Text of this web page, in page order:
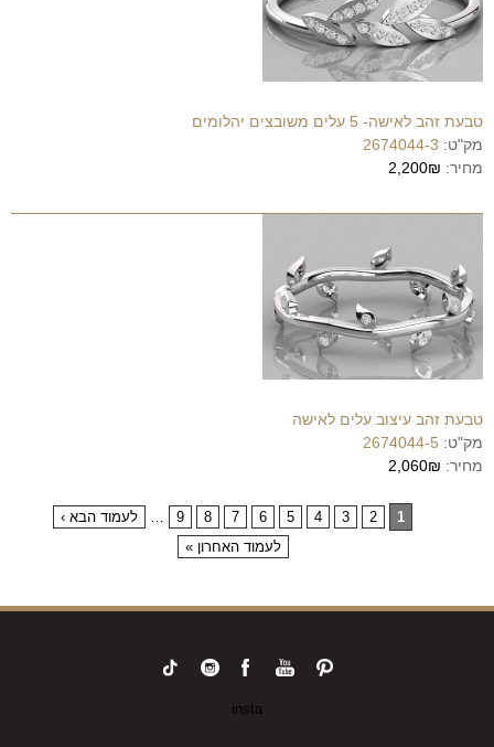
טבעת זהב לאישה- 5 עלים משובצים יהלומים
מק"ט: 2674044-3
מחיר: 2,200₪
טבעת זהב עיצוב עלים לאישה
מק"ט: 2674044-5
מחיר: 2,060₪
1
2
3
4
5
6
7
8
9
לעמוד הבא ›
לעמוד האחרון »
insta